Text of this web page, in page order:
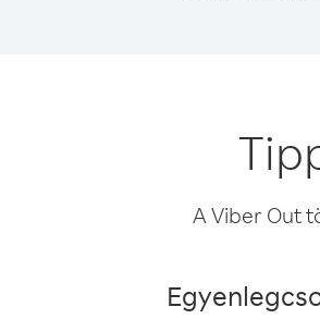
A Viber Out